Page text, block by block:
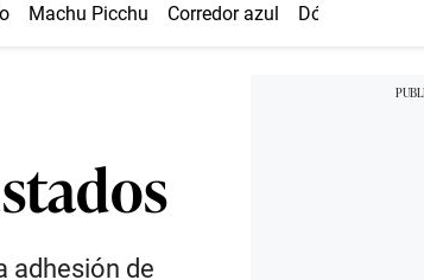
Machu Picchu Corredor azul Dólar
adhesión de